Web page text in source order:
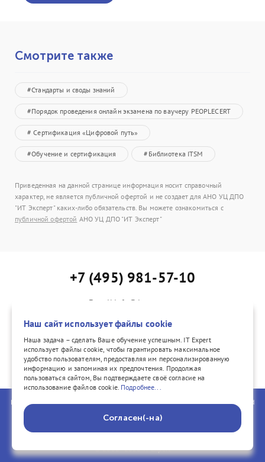
Смотрите также
#Стандарты и своды знаний
#Порядок проведения онлайн экзамена по ваучеру PEOPLECERT
# Сертификация «Цифровой путь»
#Обучение и сертификация #Библиотека ITSM
Приведенная на данной странице информация носит справочный
характер, не является публичной офертой и не создает для АНО УЦ ДПО
"ИТ Эксперт" каких-либо обязательств. Вы можете ознакомиться с
публичной офертой АНО УЦ ДПО "ИТ Эксперт"
+7 (495) 981-57-10
E-mail:info@itexpert.ru
vk.com/itexpertvk/
PeopleCert, ITIL®, PRINCE2®, PRINCE2 Agile®, and the Swirl logo are registered
trademarks of PeopleCert International Ltd. All rights reserved. COBIT® is a
registered trademark of ISACA® registered in the United States and other
countries. All rights reserved.
© 2002–2026 IT Expert
Наш сайт использует файлы cookie
Наша задача – сделать Ваше обучение успешным. IT Expert
использует файлы cookie, чтобы гарантировать максимальное
удобство пользователям, предоставляя им персонализированную
информацию и запоминая их предпочтения. Продолжая
пользоваться сайтом, Вы подтверждаете своё согласие на
использование файлов cookie. Подробнее...
Согласен(-на)